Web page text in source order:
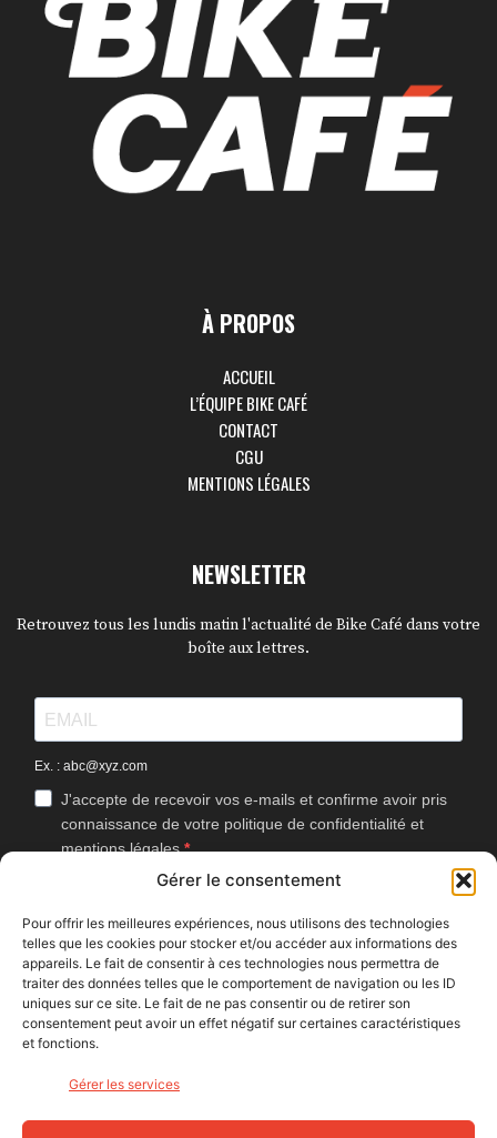
Gérer le consentement
Pour offrir les meilleures expériences, nous utilisons des technologies
telles que les cookies pour stocker et/ou accéder aux informations des
appareils. Le fait de consentir à ces technologies nous permettra de
traiter des données telles que le comportement de navigation ou les ID
uniques sur ce site. Le fait de ne pas consentir ou de retirer son
consentement peut avoir un effet négatif sur certaines caractéristiques
et fonctions.
Gérer les services
À PROPOS
ACCUEIL
L’ÉQUIPE BIKE CAFÉ
CONTACT
CGU
MENTIONS LÉGALES
NEWSLETTER
Retrouvez tous les lundis matin l'actualité de Bike Café dans votre
boîte aux lettres.
Ex. : abc@xyz.com
J'accepte de recevoir vos e-mails et confirme avoir pris
connaissance de votre politique de confidentialité et
mentions légales.
Vous pouvez vous désinscrire à tout moment en cliquant sur le lien
J'accepte que Bike Café mesure l'ouverture des
newsletters afin d'améliorer les contenus proposés.
S'INSCRIRE